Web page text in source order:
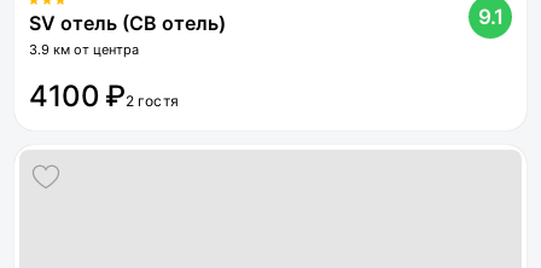
SV отель (СВ отель)
3.9 км от центра
9.1
4100 ₽2 гостя